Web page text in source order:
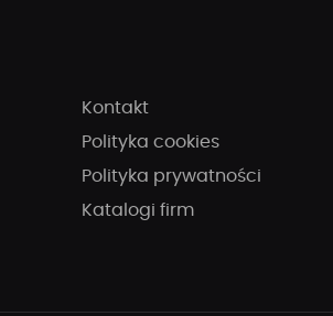
Kontakt
Polityka cookies
Polityka prywatności
Katalogi firm